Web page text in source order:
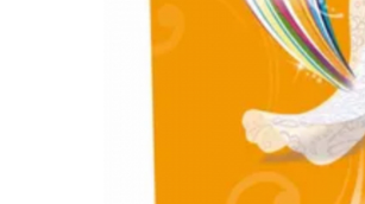
Lavete de curatare
Produse de dezinfectare
Produse pentru coafat
Produse pentru curatarea tenului